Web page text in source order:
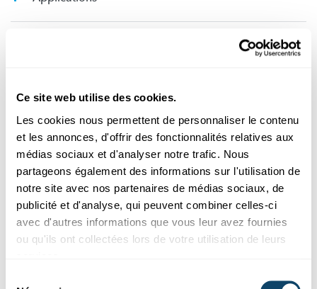
Ce site web utilise des cookies.
Les cookies nous permettent de personnaliser le contenu
et les annonces, d'offrir des fonctionnalités relatives aux
médias sociaux et d'analyser notre trafic. Nous
partageons également des informations sur l'utilisation de
notre site avec nos partenaires de médias sociaux, de
publicité et d'analyse, qui peuvent combiner celles-ci
avec d'autres informations que vous leur avez fournies
ou qu'ils ont collectées lors de votre utilisation de leurs
Respirateur
Endémie
Épidémie
Immunité collective